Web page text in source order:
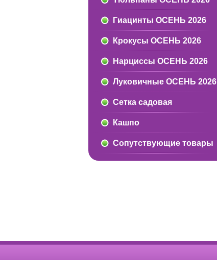
Гиацинты ОСЕНЬ 2026
Крокусы ОСЕНЬ 2026
Нарциссы ОСЕНЬ 2026
Луковичные ОСЕНЬ 2026
Сетка садовая
Кашпо
Сопутствующие товары